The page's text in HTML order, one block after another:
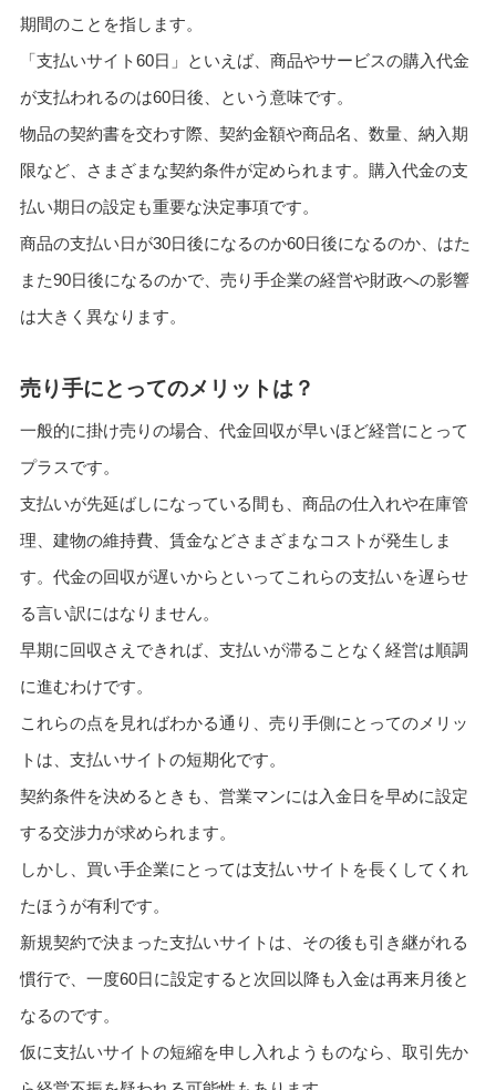
期間のことを指します。
「支払いサイト60日」といえば、商品やサービスの購入代金
が支払われるのは60日後、という意味です。
物品の契約書を交わす際、契約金額や商品名、数量、納入期
限など、さまざまな契約条件が定められます。購入代金の支
払い期日の設定も重要な決定事項です。
商品の支払い日が30日後になるのか60日後になるのか、はた
また90日後になるのかで、売り手企業の経営や財政への影響
は大きく異なります。
売り手にとってのメリットは？
一般的に掛け売りの場合、代金回収が早いほど経営にとって
プラスです。
支払いが先延ばしになっている間も、商品の仕入れや在庫管
理、建物の維持費、賃金などさまざまなコストが発生しま
す。代金の回収が遅いからといってこれらの支払いを遅らせ
る言い訳にはなりません。
早期に回収さえできれば、支払いが滞ることなく経営は順調
に進むわけです。
これらの点を見ればわかる通り、売り手側にとってのメリッ
トは、支払いサイトの短期化です。
契約条件を決めるときも、営業マンには入金日を早めに設定
する交渉力が求められます。
しかし、買い手企業にとっては支払いサイトを長くしてくれ
たほうが有利です。
新規契約で決まった支払いサイトは、その後も引き継がれる
慣行で、一度60日に設定すると次回以降も入金は再来月後と
なるのです。
仮に支払いサイトの短縮を申し入れようものなら、取引先か